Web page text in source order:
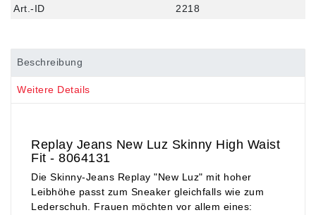
Art.-ID 2218
Beschreibung
Weitere Details
Replay Jeans New Luz Skinny High Waist
Fit - 8064131
Die Skinny-Jeans Replay "New Luz" mit hoher
Leibhöhe passt zum Sneaker gleichfalls wie zum
Lederschuh. Frauen möchten vor allem eines: